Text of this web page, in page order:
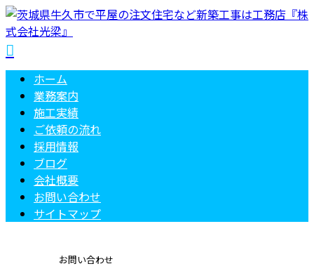
ホーム
業務案内
施工実績
ご依頼の流れ
採用情報
ブログ
会社概要
お問い合わせ
サイトマップ
お問い合わせ